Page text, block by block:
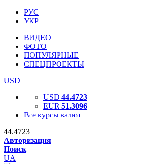
РУС
УКР
ВИДЕО
ФОТО
ПОПУЛЯРНЫЕ
СПЕЦПРОЕКТЫ
USD
USD 44.4723
EUR 51.3096
Все курсы валют
44.4723
Авторизация
Поиск
UA